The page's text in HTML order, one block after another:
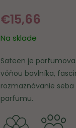
€15,66
Na sklade
Sateen je
vôňou bavlníka,
rozmaznávanie
parfumu.